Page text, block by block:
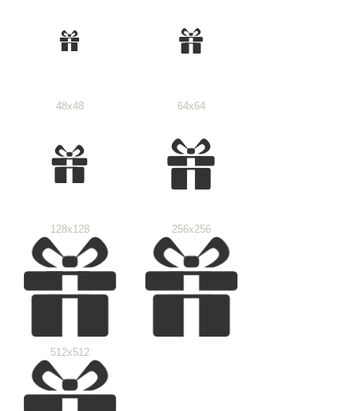
48x48 64x64
128x128 256x256
512x512